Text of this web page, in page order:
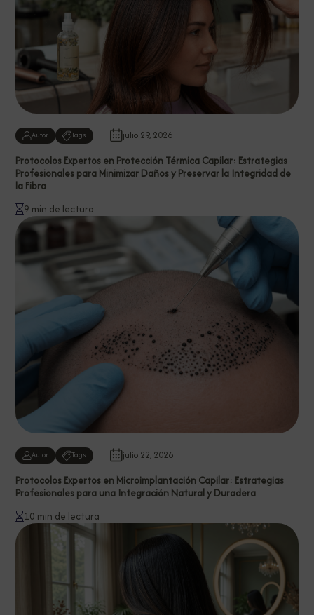
Autor Tags julio 29, 2026
Protocolos Expertos en Protección Térmica Capilar: Estrategias
Profesionales para Minimizar Daños y Preservar la Integridad de
la Fibra
9 min de lectura
Autor Tags julio 22, 2026
Protocolos Expertos en Microimplantación Capilar: Estrategias
Profesionales para una Integración Natural y Duradera
10 min de lectura